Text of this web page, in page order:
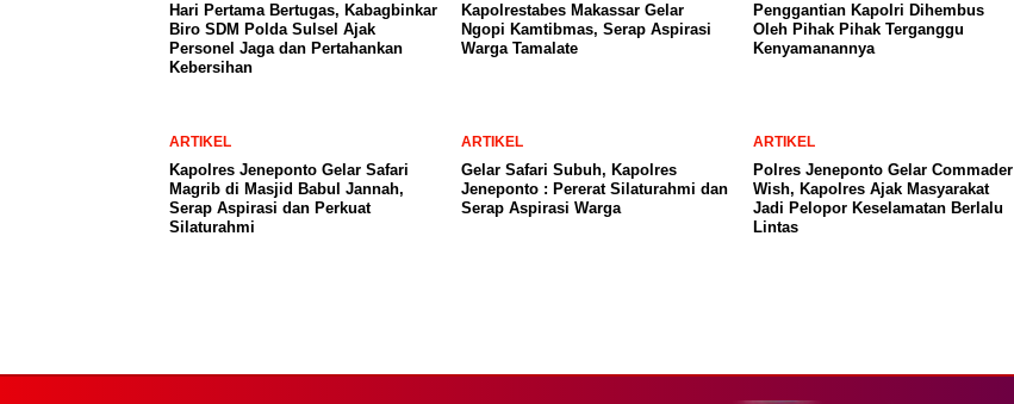
Hari Pertama Bertugas, Kabagbinkar
Biro SDM Polda Sulsel Ajak
Personel Jaga dan Pertahankan
Kebersihan
Kapolrestabes Makassar Gelar
Ngopi Kamtibmas, Serap Aspirasi
Warga Tamalate
Penggantian Kapolri Dihembus
Oleh Pihak Pihak Terganggu
Kenyamanannya
ARTIKEL
Kapolres Jeneponto Gelar Safari
Magrib di Masjid Babul Jannah,
Serap Aspirasi dan Perkuat
Silaturahmi
ARTIKEL
Gelar Safari Subuh, Kapolres
Jeneponto : Pererat Silaturahmi dan
Serap Aspirasi Warga
ARTIKEL
Polres Jeneponto Gelar Commader
Wish, Kapolres Ajak Masyarakat
Jadi Pelopor Keselamatan Berlalu
Lintas